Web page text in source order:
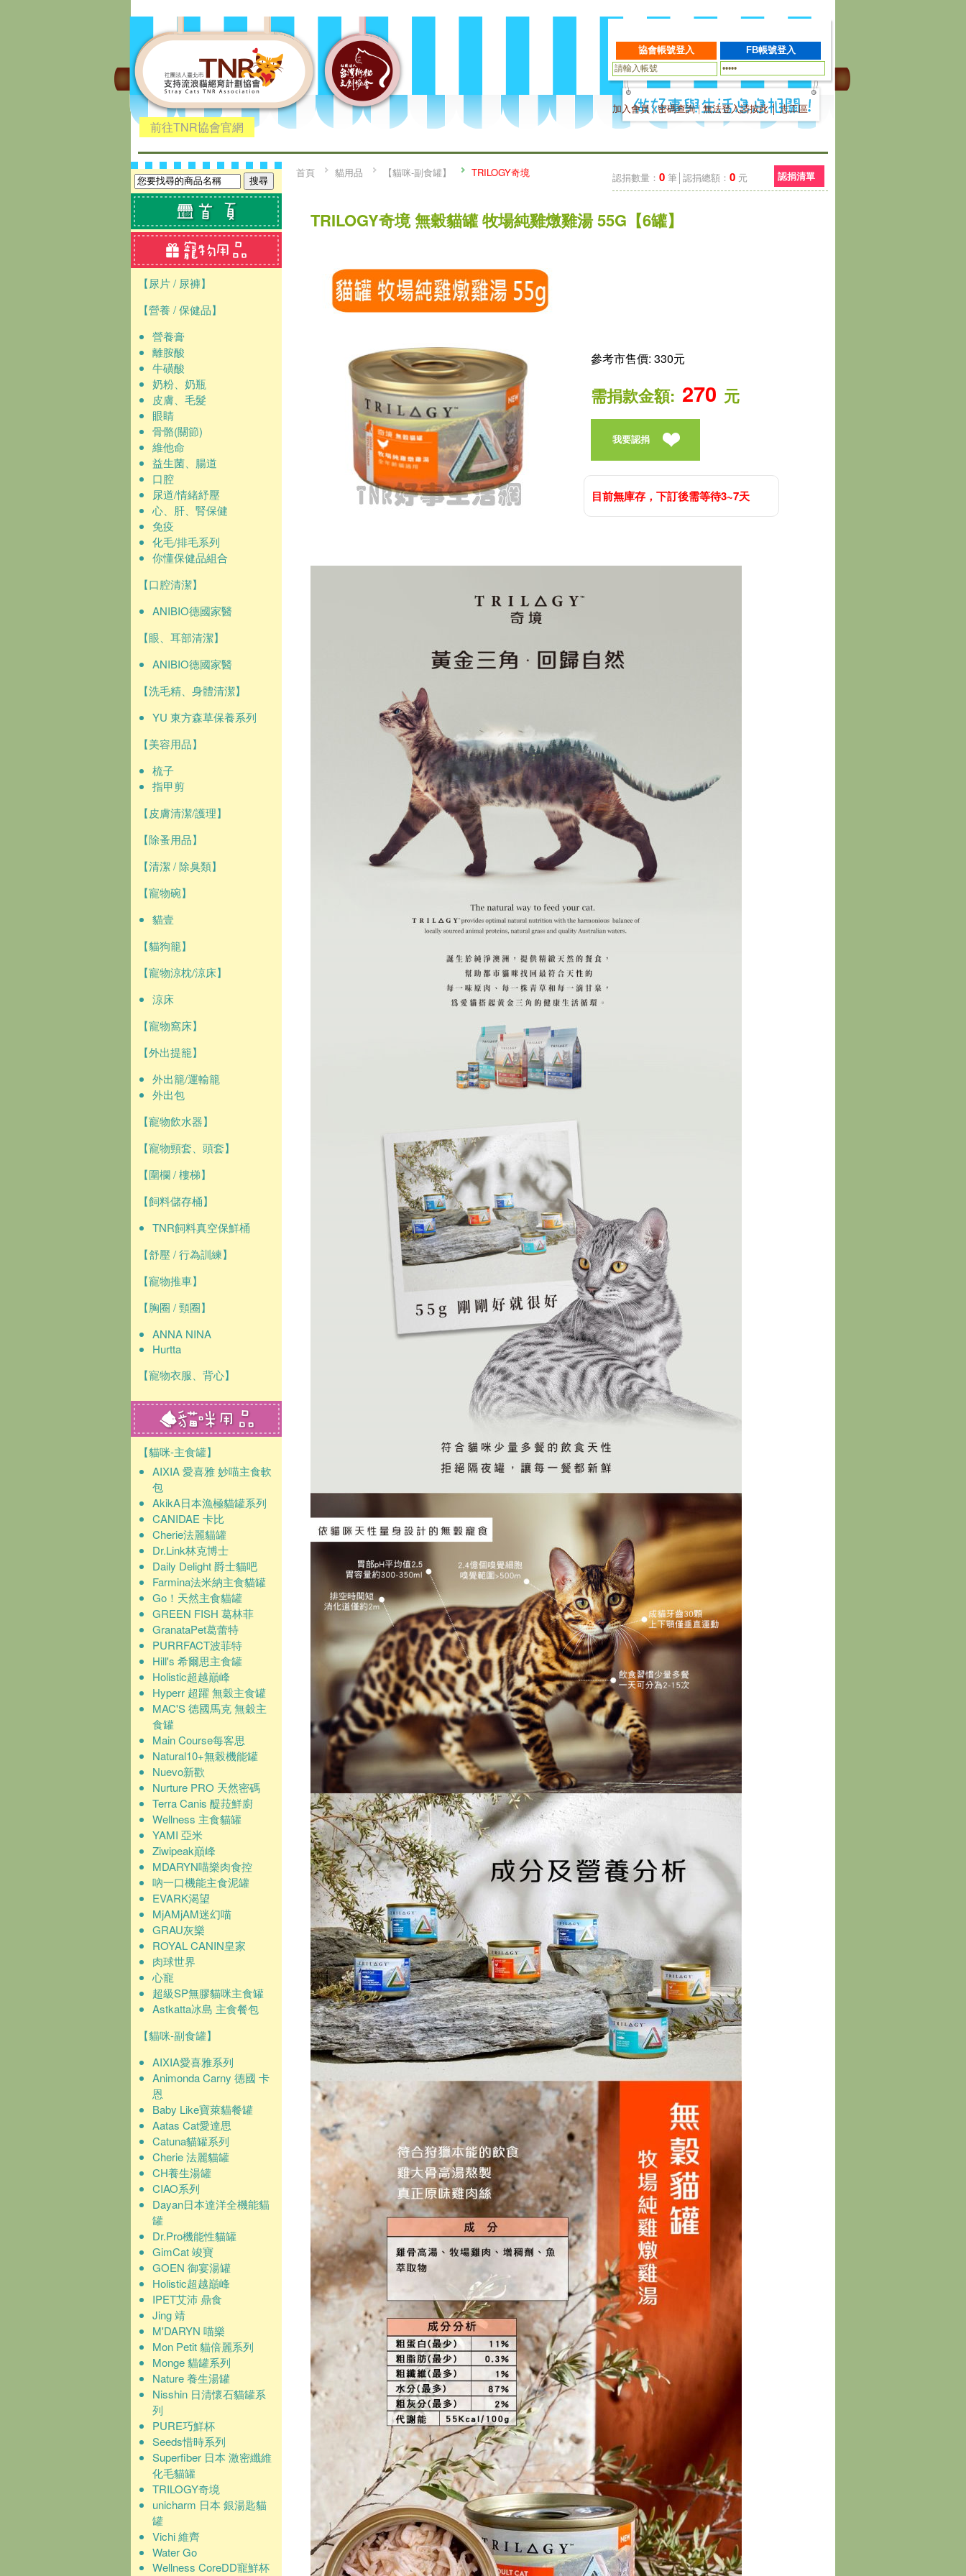
前往TNR協會官網
加入會員|密碼查詢|無法登入請按此│志工區
【尿片 / 尿褲】
【營養 / 保健品】
營養膏
離胺酸
牛磺酸
奶粉、奶瓶
皮膚、毛髮
眼睛
骨骼(關節)
維他命
益生菌、腸道
口腔
尿道/情緒紓壓
心、肝、腎保健
免疫
化毛/排毛系列
你懂保健品組合
【口腔清潔】
ANIBIO德國家醫
【眼、耳部清潔】
ANIBIO德國家醫
【洗毛精、身體清潔】
YU 東方森草保養系列
【美容用品】
梳子
指甲剪
【皮膚清潔/護理】
【除蚤用品】
【清潔 / 除臭類】
【寵物碗】
貓壹
【貓狗籠】
【寵物涼枕/涼床】
涼床
【寵物窩床】
【外出提籠】
外出籠/運輸籠
外出包
【寵物飲水器】
【寵物頸套、頭套】
【圍欄 / 樓梯】
【飼料儲存桶】
TNR飼料真空保鮮桶
【舒壓 / 行為訓練】
【寵物推車】
【胸圈 / 頸圈】
ANNA NINA
Hurtta
【寵物衣服、背心】
【貓咪-主食罐】
AIXIA 愛喜雅 妙喵主食軟
包
AkikA日本漁極貓罐系列
CANIDAE 卡比
Cherie法麗貓罐
Dr.Link林克博士
Daily Delight 爵士貓吧
Farmina法米納主食貓罐
Go！天然主食貓罐
GREEN FISH 葛林菲
GranataPet葛蕾特
PURRFACT波菲特
Hill's 希爾思主食罐
Holistic超越巔峰
Hyperr 超躍 無穀主食罐
MAC'S 德國馬克 無穀主
食罐
Main Course每客思
Natural10+無榖機能罐
Nuevo新歡
Nurture PRO 天然密碼
Terra Canis 醍菈鮮廚
Wellness 主食貓罐
YAMI 亞米
Ziwipeak巔峰
MDARYN喵樂肉食控
吶一口機能主食泥罐
EVARK渴望
MjAMjAM迷幻喵
GRAU灰樂
ROYAL CANIN皇家
肉球世界
心寵
超級SP無膠貓咪主食罐
Astkatta冰島 主食餐包
【貓咪-副食罐】
AIXIA愛喜雅系列
Animonda Carny 德國 卡
恩
Baby Like寶萊貓餐罐
Aatas Cat愛達思
Catuna貓罐系列
Cherie 法麗貓罐
CH養生湯罐
CIAO系列
Dayan日本達洋全機能貓
罐
Dr.Pro機能性貓罐
GimCat 竣寶
GOEN 御宴湯罐
Holistic超越巔峰
IPET艾沛 鼎食
Jing 靖
M'DARYN 喵樂
Mon Petit 貓倍麗系列
Monge 貓罐系列
Nature 養生湯罐
Nisshin 日清懷石貓罐系
列
PURE巧鮮杯
Seeds惜時系列
Superfiber 日本 激密纖維
化毛貓罐
TRILOGY奇境
unicharm 日本 銀湯匙貓
罐
Vichi 維齊
Water Go
Wellness CoreDD寵鮮杯
認捐數量： 0 筆│認捐總額： 0 元 認捐清單
首頁 貓用品 【貓咪-副食罐】 TRILOGY奇境
TRILOGY奇境 無穀貓罐 牧場純雞燉雞湯 55G【6罐】
參考市售價: 330元
需捐款金額: 270 元
我要認捐
目前無庫存，下訂後需等待3~7天